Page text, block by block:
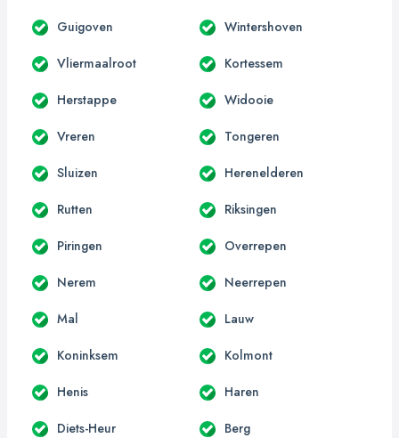
Guigoven Wintershoven
Vliermaalroot Kortessem
Herstappe Widooie
Vreren Tongeren
Sluizen Herenelderen
Rutten Riksingen
Piringen Overrepen
Nerem Neerrepen
Mal Lauw
Koninksem Kolmont
Henis Haren
Diets-Heur Berg